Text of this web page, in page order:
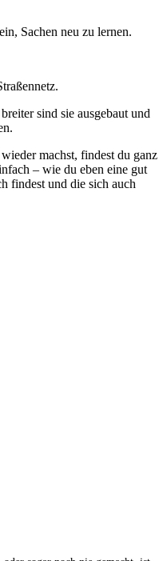
Sachen neu zu lernen.
sind sie ausgebaut und
machst, findest du ganz
– wie du eben eine gut
findest und die sich auch